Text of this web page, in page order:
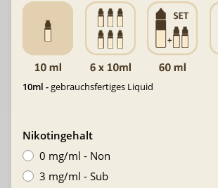
10ml -gebrauchsfertiges Liquid
Nikotingehalt
0 mg/ml - Non
3 mg/ml - Sub